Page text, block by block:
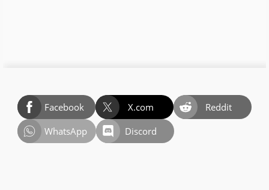
Facebook X.com
Reddit
WhatsApp
Discord